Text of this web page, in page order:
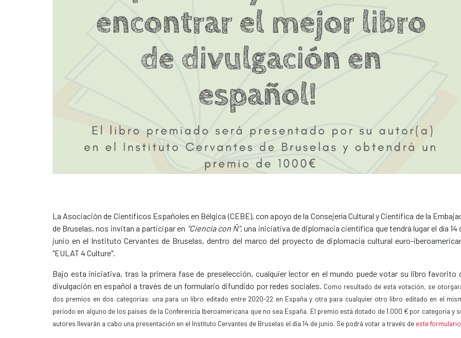
La Asociación de Científicos Españoles en Bélgica (CEBE), con apoyo de la Consejería Cultural y Científica de la
de Bruselas, nos invitan a participar en "Ciencia con Ñ", una iniciativa de diplomacia científica que tendrá lugar el día 14
junio en el Instituto Cervantes de Bruselas, dentro del marco del proyecto de diplomacia cultural euro-
"EULAT 4 Culture".
Bajo esta iniciativa, tras la primera fase de preselección, cualquier lector en el mundo puede votar su libro favorito
divulgación en español a través de un formulario difundido por redes sociales. Como resultado de esta votación, se
dos premios en dos categorías: una para un libro editado entre 2020-22 en España y otra para cualquier otro libro editado en el
período en alguno de los países de la Conferencia Iberoamericana que no sea España. El premio está dotado de 1.000 € por categoría y
autores llevarán a cabo una presentación en el Instituto Cervantes de Bruselas el día 14 de junio. Se podrá votar a través de este formulario